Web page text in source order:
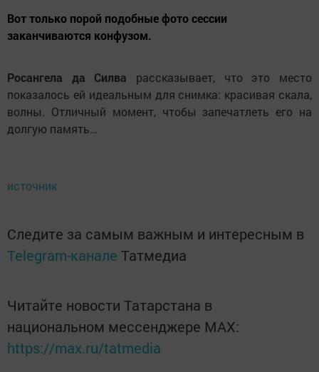
Вот только порой подобные фото сессии
заканчиваются конфузом.
Росангела да Силва рассказывает, что это место
показалось ей идеальным для снимка: красивая скала,
волны. Отличный момент, чтобы запечатлеть его на
долгую память…
источник
Следите за самым важным и интересным в
Telegram-канале Татмедиа
Читайте новости Татарстана в
национальном мессенджере MАХ:
https://max.ru/tatmedia